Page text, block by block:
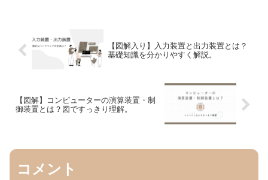
【図解入り】入力装置と出力装置とは？
基礎知識を分かりやすく解説。
【図解】コンピューターの演算装置・制
御装置とは？図ですっきり理解。
コメント